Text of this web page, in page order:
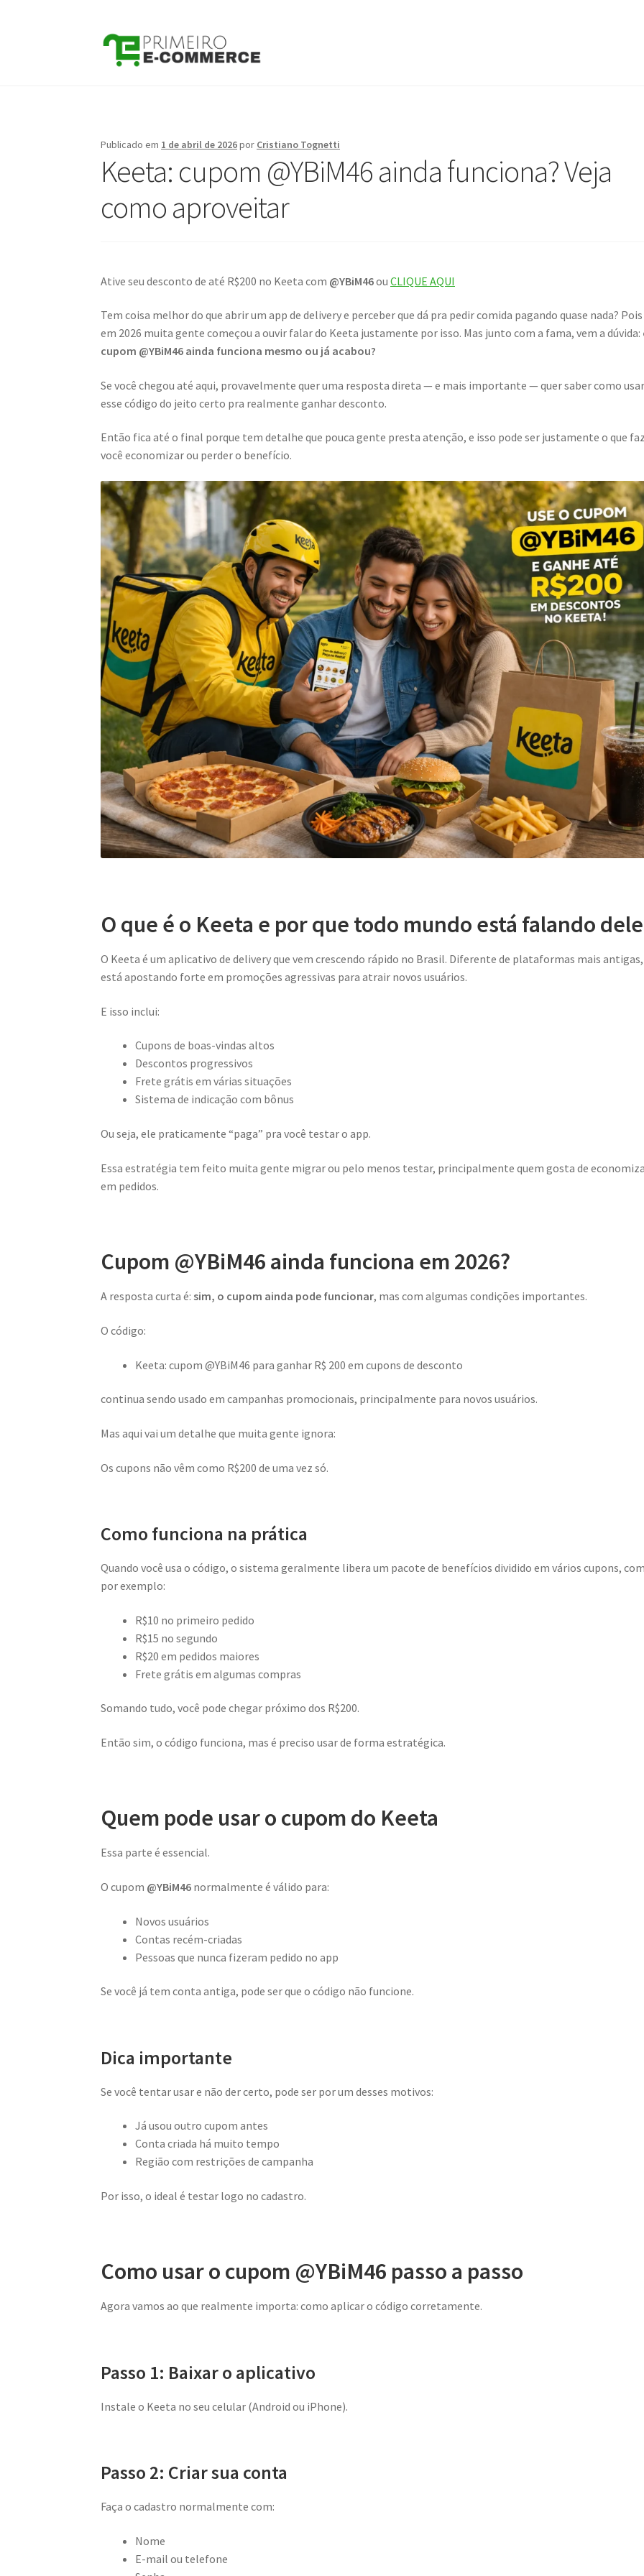
Pular
para
Pular
para
Publicado em 1 de abril de 2026por Cristiano Tognetti
Keeta: cupom @YBiM46 ainda funciona? Veja
como aproveitar
Ative seu desconto de até R$200 no Keeta com @YBiM46ouCLIQUE AQUI
Tem coisa melhor do que abrir um app de delivery e perceber que dá pra pedir comida pagando quase nada?
em 2026 muita gente começou a ouvir falar do Keeta justamente por isso. Mas junto com a fama, vem a dúvida:
cupom @YBiM46 ainda funciona mesmo ou já acabou?
Se você chegou até aqui, provavelmente quer uma resposta direta — e mais importante — quer saber como
esse código do jeito certo pra realmente ganhar desconto.
Então fica até o final porque tem detalhe que pouca gente presta atenção, e isso pode ser justamente o que
você economizar ou perder o benefício.
O que é o Keeta e por que todo mundo está falando dele
O Keeta é um aplicativo de delivery que vem crescendo rápido no Brasil. Diferente de plataformas mais
está apostando forte em promoções agressivas para atrair novos usuários.
E isso inclui:
Cupons de boas-vindas altos
Descontos progressivos
Frete grátis em várias situações
Sistema de indicação com bônus
Ou seja, ele praticamente “paga” pra você testar o app.
Essa estratégia tem feito muita gente migrar ou pelo menos testar, principalmente quem gosta de
em pedidos.
Cupom @YBiM46 ainda funciona em 2026?
A resposta curta é:sim, o cupom ainda pode funcionar, mas com algumas condições importantes.
O código:
Keeta: cupom @YBiM46 para ganhar R$ 200 em cupons de desconto
continua sendo usado em campanhas promocionais, principalmente para novos usuários.
Mas aqui vai um detalhe que muita gente ignora:
Os cupons não vêm como R$200 de uma vez só.
Como funciona na prática
Quando você usa o código, o sistema geralmente libera um pacote de benefícios dividido em vários cupons,
por exemplo:
R$10 no primeiro pedido
R$15 no segundo
R$20 em pedidos maiores
Frete grátis em algumas compras
Somando tudo, você pode chegar próximo dos R$200.
Então sim, o código funciona, mas é preciso usar de forma estratégica.
Quem pode usar o cupom do Keeta
Essa parte é essencial.
O cupom @YBiM46 normalmente é válido para:
Novos usuários
Contas recém-criadas
Pessoas que nunca fizeram pedido no app
Se você já tem conta antiga, pode ser que o código não funcione.
Dica importante
Se você tentar usar e não der certo, pode ser por um desses motivos:
Já usou outro cupom antes
Conta criada há muito tempo
Região com restrições de campanha
Por isso, o ideal é testar logo no cadastro.
Como usar o cupom @YBiM46 passo a passo
Agora vamos ao que realmente importa: como aplicar o código corretamente.
Passo 1: Baixar o aplicativo
Instale o Keeta no seu celular (Android ou iPhone).
Passo 2: Criar sua conta
Faça o cadastro normalmente com:
Nome
E-mail ou telefone